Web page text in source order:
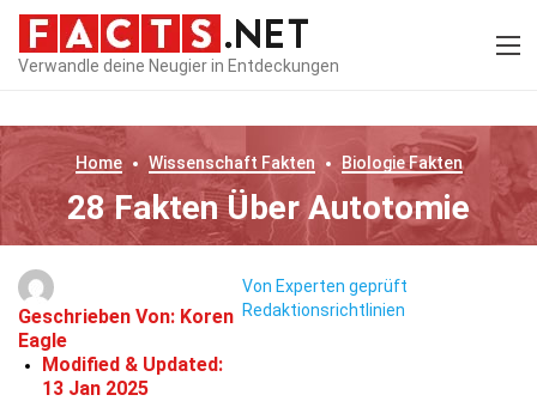
Verwandle deine Neugier in Entdeckungen
Home Wissenschaft Fakten BiologieFakten
28 Fakten Über Autotomie
Geschrieben Von: Koren
Eagle
Modified & Updated:
13 Jan 2025
Von Experten geprüft
Redaktionsrichtlinien